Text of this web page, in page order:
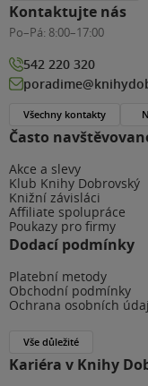
Často
Akce a slevy
Klub Knihy Dobrovský
Knižní závisláci
Affiliate spolupráce
Poukazy pro firmy
Dodací podmínky
Platební metody
Obchodní podmínky
Ochrana osobních
Vše důležité
Kariéra v Knihy
Kontaktujte nás
Po–Pá: 8:00–17:00
542 220 320
Všechny kontakty